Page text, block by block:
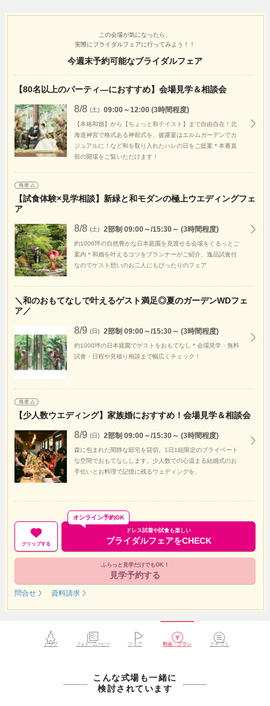
いたようで、とても盛り上がりました。風情がある会場で、とても素敵な
この会場が気になったら、
実際にブライダルフェアに行ってみよう！！
今週末予約可能なブライダルフェア
【80名以上のパーティ―におすすめ】会場見学＆相談会
8/8 (土) 09:00～12:00 (3時間程度)
【本格和婚】から【ちょっと和テイスト】まで自由自在！北
海道神宮で格式ある神前式を、披露宴はエルムガーデンでカ
ジュアルに！など和を取り入れたハレの日をご提案＊本番直
前の開場をご覧いただけます！
【試食体験×見学相談】新緑と和モダンの極上ウエディングフェ
ア
8/8 (土) 2部制 09:00～/15:30～ (3時間程度)
約1000坪の自然豊かな日本庭園を見渡せる会場をぐるっとご
案内＊和婚を叶えるコツをプランナーがご紹介、逸品試食付
なのでゲスト想いのお二人にもぴったりのフェア
＼和のおもてなしで叶えるゲスト満足◎夏のガーデンWDフェ
ア／
8/9 (日) 2部制 09:00～/15:30～ (3時間程度)
約1000坪の日本庭園でゲストをおもてなし＊会場見学・無料
試食・日程や見積り相談まで幅広くチェック！
【少人数ウエディング】家族婚におすすめ！会場見学＆相談会
8/9 (日) 2部制 09:00～/15:30～ (3時間程度)
森に包まれた閑静な邸宅を貸切。1日1組限定のプライベート
な空間でおもてなしします。少人数での心温まる結婚式のお
手伝いとお料理で記憶に残るウェディングを。
クリップする
ドレス試着や試食も楽しい
ブライダルフェアをCHECK
オンライン予約OK
ふらっと見学だけでもOK！
見学予約する
問合せ 資料請求
トップ フォト・ムービー フェア 料金・プラン クチコミ
こんな式場も一緒に
検討されています